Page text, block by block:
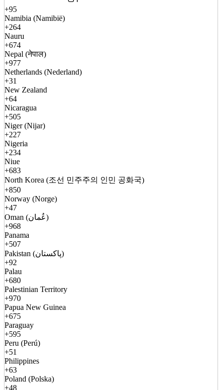
+95
Namibia (Namibië)
+264
Nauru
+674
Nepal (नेपाल)
+977
Netherlands (Nederland)
+31
New Zealand
+64
Nicaragua
+505
Niger (Nijar)
+227
Nigeria
+234
Niue
+683
North Korea (조선 민주주의 인민 공화국)
+850
Norway (Norge)
+47
Oman (عُمان)
+968
Panama
+507
Pakistan (پاکستان)
+92
Palau
+680
Palestinian Territory
+970
Papua New Guinea
+675
Paraguay
+595
Peru (Perú)
+51
Philippines
+63
Poland (Polska)
+48